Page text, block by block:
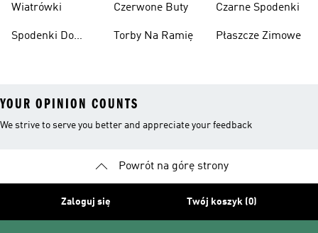
Wiatrówki
Spodenki Do
Czerwone Buty
Torby Na Ramię
Czarne Spodenki
Płaszcze Zimowe
YOUR OPINION COUNTS
We strive to serve you better and appreciate your feedback
Powrót na górę strony
Zaloguj się Twój koszyk (0)